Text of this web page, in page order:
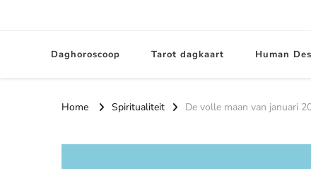
Daghoroscoop Tarot dagkaart Human
Home Spiritualiteit De volle maan van januari